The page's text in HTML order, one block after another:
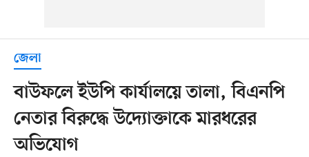
জেলা
বাউফলে ইউপি কার্যালয়ে তালা, বিএনপি
নেতার বিরুদ্ধে উদ্যোক্তাকে মারধরের
অভিযোগ